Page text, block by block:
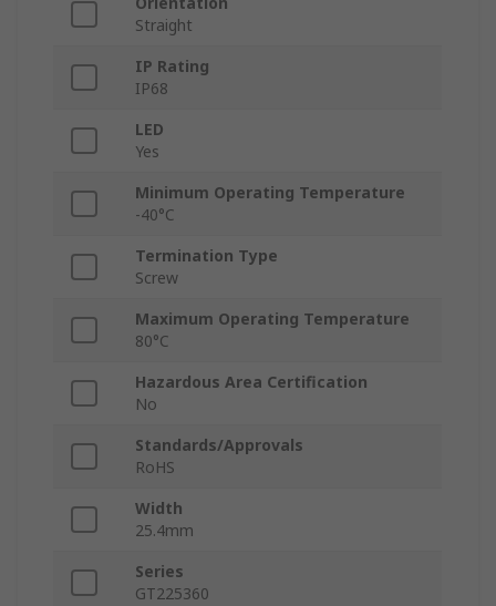
Straight
IP Rating
IP68
LED
Yes
Minimum Operating Temperature
-40°C
Termination Type
Screw
Maximum Operating Temperature
80°C
Hazardous Area Certification
No
Standards/Approvals
RoHS
Width
25.4mm
Series
GT225360